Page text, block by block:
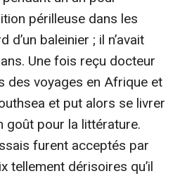
périlleuse dans les
baleinier ; il n’avait
Une fois reçu docteur
des voyages en Afrique et
et put alors se livrer
goût pour la littérature.
furent acceptés par
tellement dérisoires qu’il